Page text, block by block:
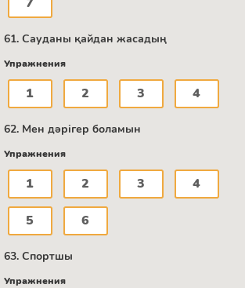
61. Сауданы қайдан жасадың
Упражнения
1 2 3 4
62. Мен дәрігер боламын
Упражнения
1 2 3 4
5 6
63. Спортшы
Упражнения